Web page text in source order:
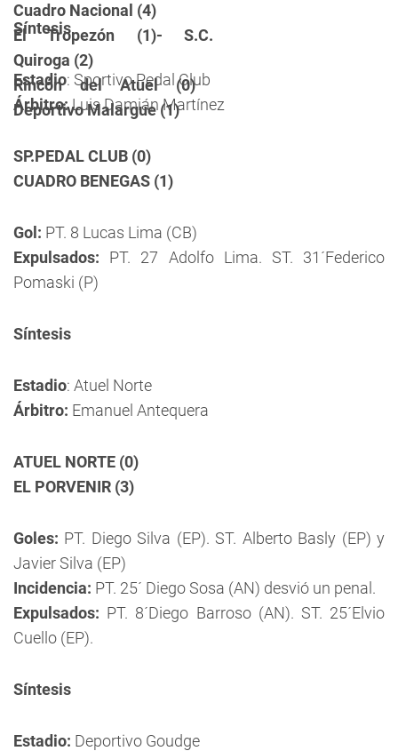
Cuadro Nacional (4)
El Tropezón (1)- S.C.
Quiroga (2)
Rincón del Atuel (0) 
Deportivo Malargue (1)
Síntesis
Estadio: Sportivo Pedal Club
Árbitro:Luis Damián Martínez
SP.PEDAL CLUB (0)
CUADRO BENEGAS (1)
Gol: PT. 8 Lucas Lima (CB)
Expulsados: PT. 27 Adolfo Lima. ST. 31´Federico
Pomaski (P)
Síntesis
Estadio: Atuel Norte
Árbitro: Emanuel Antequera
ATUEL NORTE (0)
EL PORVENIR (3)
Goles: PT. Diego Silva (EP). ST. Alberto Basly (EP) y
Javier Silva (EP)
Incidencia: PT. 25´ Diego Sosa (AN) desvió un penal.
Expulsados: PT. 8´Diego Barroso (AN). ST. 25´Elvio
Cuello (EP).
Síntesis
Estadio: Deportivo Goudge